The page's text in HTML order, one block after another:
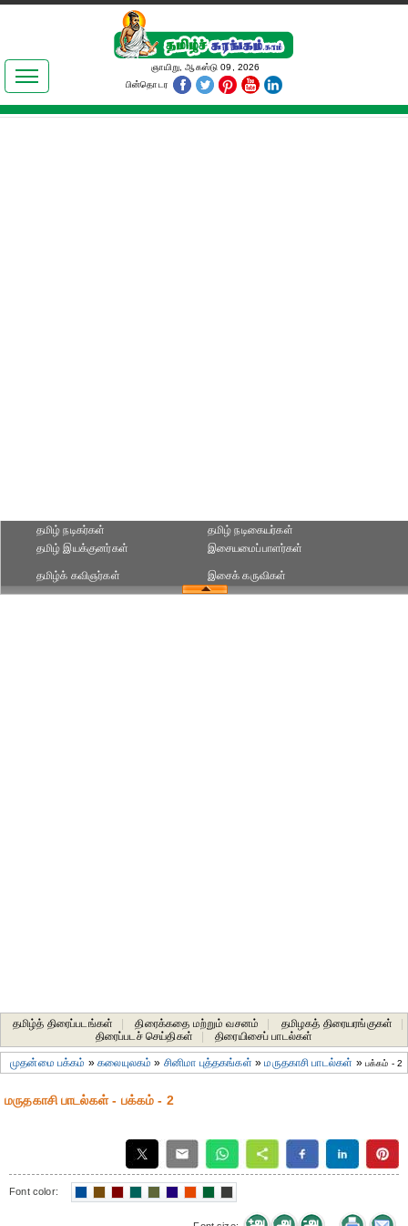
இலக்கியங்கள்
தமிழ் உலகம்
ஞாயிறு, ஆகஸ்டு 09, 2026
பின்தொடர
தமிழ் நடிகர்கள்
தமிழ் நடிகையர்கள்
தமிழ் இயக்குனர்கள்
இசையமைப்பாளர்கள்
தமிழ்க் கவிஞர்கள் இசைக் கருவிகள்
தமிழ்த் திரைப்படங்கள் திரைக்கதை மற்றும் வசனம் தமிழகத் திரையரங்குகள்
திரைப்படச் செய்திகள்
திரையிசைப் பாடல்கள்
முதன்மை பக்கம் »கலையுலகம் » சினிமா புத்தகங்கள் »மருதகாசி பாடல்கள் » பக்கம் - 2
மருதகாசி பாடல்கள் - பக்கம் - 2
Font color: